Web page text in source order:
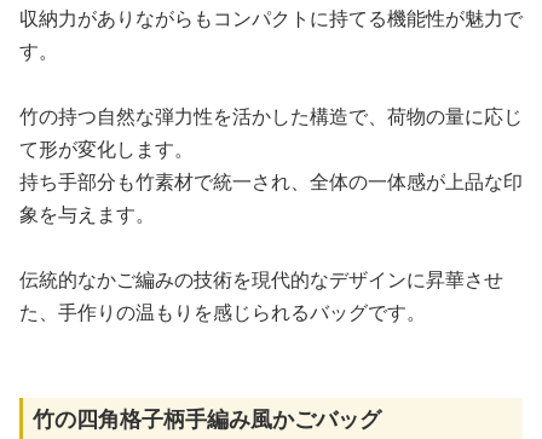
収納力がありながらもコンパクトに持てる機能性が魅力で
す。
竹の持つ自然な弾力性を活かした構造で、荷物の量に応じ
て形が変化します。
持ち手部分も竹素材で統一され、全体の一体感が上品な印
象を与えます。
伝統的なかご編みの技術を現代的なデザインに昇華させ
た、手作りの温もりを感じられるバッグです。
竹の四角格子柄手編み風かごバッグ